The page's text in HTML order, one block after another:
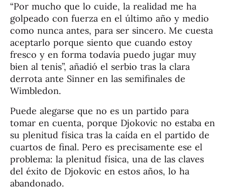
“Por mucho que lo cuide, la realidad me ha
golpeado con fuerza en el último año y medio
como nunca antes, para ser sincero. Me cuesta
aceptarlo porque siento que cuando estoy
fresco y en forma todavía puedo jugar muy
bien al tenis”, añadió el serbio tras la clara
derrota ante Sinner en las semifinales de
Wimbledon.
Puede alegarse que no es un partido para
tomar en cuenta, porque Djokovic no estaba en
su plenitud física tras la caída en el partido de
cuartos de final. Pero es precisamente ese el
problema: la plenitud física, una de las claves
del éxito de Djokovic en estos años, lo ha
abandonado.